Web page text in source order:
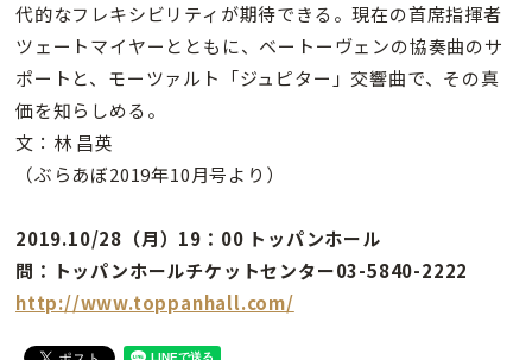
代的なフレキシビリティが期待できる。現在の首席指揮者
ツェートマイヤーとともに、ベートーヴェンの協奏曲のサ
ポートと、モーツァルト「ジュピター」交響曲で、その真
価を知らしめる。
文：林 昌英
（ぶらあぼ2019年10月号より）
2019.10/28（月）19：00 トッパンホール
問：トッパンホールチケットセンター03-5840-2222
http://www.toppanhall.com/